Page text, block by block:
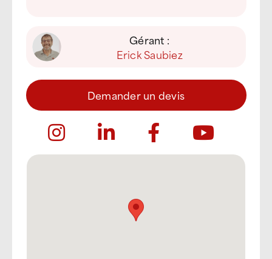
Gérant :
Erick Saubiez
Demander un devis